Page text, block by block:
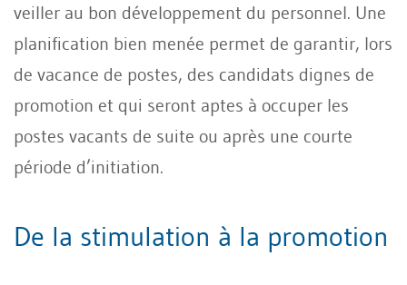
veiller au bon développement du personnel. Une
planification bien menée permet de garantir, lors
de vacance de postes, des candidats dignes de
promotion et qui seront aptes à occuper les
postes vacants de suite ou après une courte
période d’initiation.
De la stimulation à la promotion